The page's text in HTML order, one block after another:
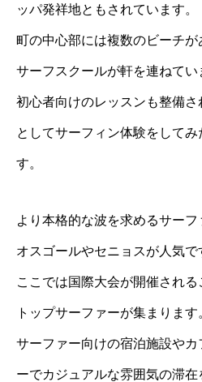
ッパ発祥地ともされています。
町の中心部には複数のビーチ
サーフスクールが軒を連ねてい
初心者向けのレッスンも整備
としてサーフィン体験をして
す。
より本格的な波を求めるサー
オスゴールやセニョスが人気で
ここでは国際大会が開催され
トップサーファーが集まります
サーファー向けの宿泊施設や
ーでカジュアルな雰囲気の滞